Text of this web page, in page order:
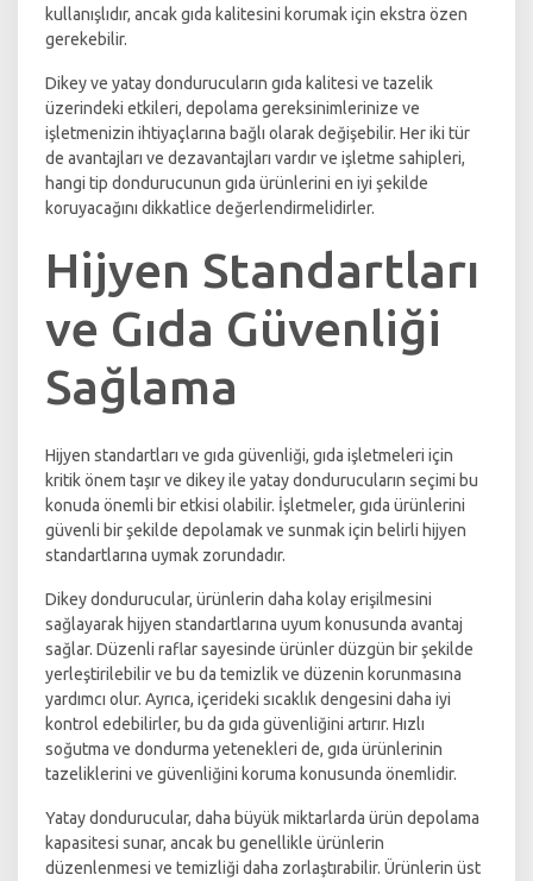
kullanışlıdır, ancak gıda kalitesini korumak için ekstra özen
gerekebilir.
Dikey ve yatay dondurucuların gıda kalitesi ve tazelik
üzerindeki etkileri, depolama gereksinimlerinize ve
işletmenizin ihtiyaçlarına bağlı olarak değişebilir. Her iki tür
de avantajları ve dezavantajları vardır ve işletme sahipleri,
hangi tip dondurucunun gıda ürünlerini en iyi şekilde
koruyacağını dikkatlice değerlendirmelidirler.
Hijyen Standartları
ve Gıda Güvenliği
Sağlama
Hijyen standartları ve gıda güvenliği, gıda işletmeleri için
kritik önem taşır ve dikey ile yatay dondurucuların seçimi bu
konuda önemli bir etkisi olabilir. İşletmeler, gıda ürünlerini
güvenli bir şekilde depolamak ve sunmak için belirli hijyen
standartlarına uymak zorundadır.
Dikey dondurucular, ürünlerin daha kolay erişilmesini
sağlayarak hijyen standartlarına uyum konusunda avantaj
sağlar. Düzenli raflar sayesinde ürünler düzgün bir şekilde
yerleştirilebilir ve bu da temizlik ve düzenin korunmasına
yardımcı olur. Ayrıca, içerideki sıcaklık dengesini daha iyi
kontrol edebilirler, bu da gıda güvenliğini artırır. Hızlı
soğutma ve dondurma yetenekleri de, gıda ürünlerinin
tazeliklerini ve güvenliğini koruma konusunda önemlidir.
Yatay dondurucular, daha büyük miktarlarda ürün depolama
kapasitesi sunar, ancak bu genellikle ürünlerin
düzenlenmesi ve temizliği daha zorlaştırabilir. Ürünlerin üst